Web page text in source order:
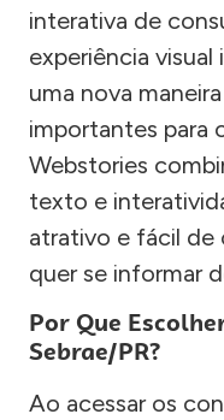
interativa de
experiência
uma nova
importantes para
Webstories
texto e
atrativo e fácil de
quer se informar
Por Que
Sebrae/PR?
Ao acessar os